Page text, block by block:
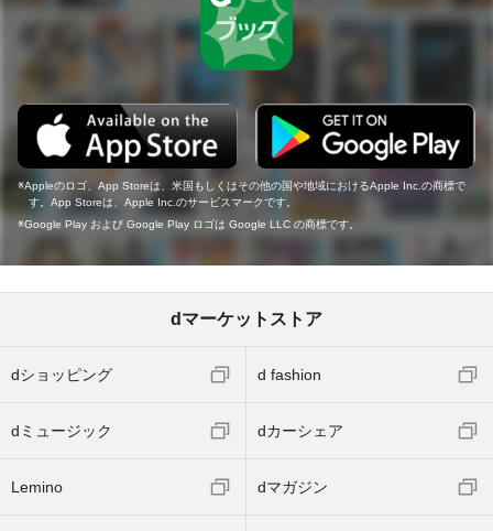
Appleのロゴ、App Storeは、米国もしくはその他の国や地域におけるApple Inc.の商標で
す。App Storeは、Apple Inc.のサービスマークです。
Google Play および Google Play ロゴは Google LLC の商標です。
dマーケットストア
dショッピング d fashion
dミュージック dカーシェア
Lemino dマガジン